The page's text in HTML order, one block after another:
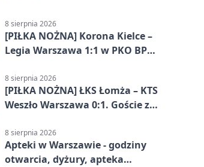
8 sierpnia 2026
[PIŁKA NOŻNA] Korona Kielce –
Legia Warszawa 1:1 w PKO BP
zwycięstwo z rąk
8 sierpnia 2026
[PIŁKA NOŻNA] ŁKS Łomża – KTS
Weszło Warszawa 0:1. Goście z
w Betclic 3. Lidze Grupa 1 (Grupa I)
8 sierpnia 2026
Apteki w Warszawie - godziny
otwarcia, dyżury, apteka